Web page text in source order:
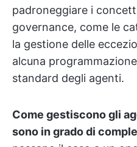
padroneggiare i
governance, come le
la gestione delle
alcuna
standard degli agenti.
Come gestiscono gli
sono in grado di